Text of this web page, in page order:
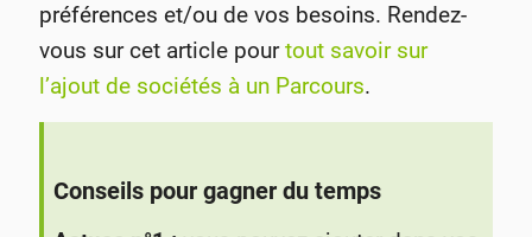
préférences et/ou de vos besoins. Rendez-
vous sur cet article pourtout savoir sur
l’ajout de sociétés à un Parcours.
Conseils pour gagner du temps